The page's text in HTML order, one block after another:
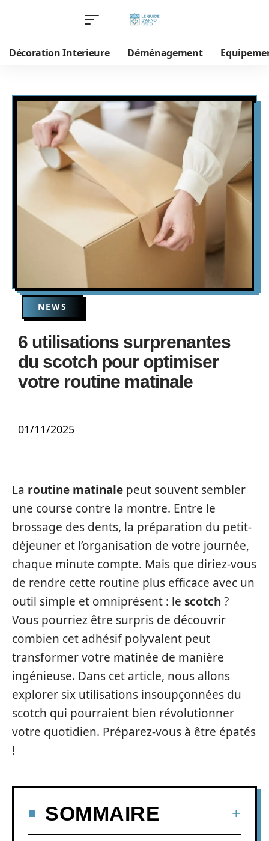
Décoration Interieure Déménagement
NEWS
6 utilisations surprenantes
du scotch pour optimiser
votre routine matinale
01/11/2025
La routine matinale peut souvent sembler
une course contre la montre. Entre le
brossage des dents, la préparation du petit-
déjeuner et l’organisation de votre journée,
chaque minute compte. Mais que diriez-vous
de rendre cette routine plus efficace avec un
outil simple et omniprésent : le scotch ?
Vous pourriez être surpris de découvrir
combien cet adhésif polyvalent peut
transformer votre matinée de manière
ingénieuse. Dans cet article, nous allons
explorer six utilisations insoupçonnées du
scotch qui pourraient bien révolutionner
votre quotidien. Préparez-vous à être épatés
!
SOMMAIRE